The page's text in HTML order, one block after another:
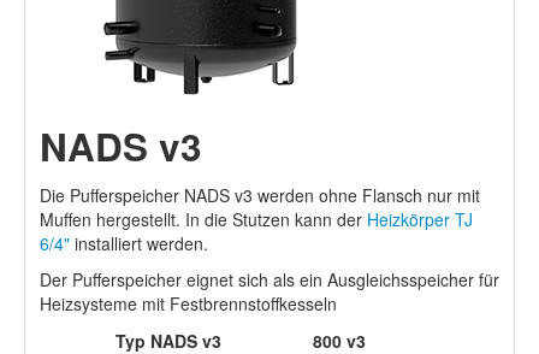
NADS v3
Die Pufferspeicher NADS v3 werden ohne Flansch nur mit
Muffen hergestellt. In die Stutzen kann der Heizkörper TJ
6/4" installiert werden.
Der Pufferspeicher eignet sich als ein Ausgleichsspeicher für
Heizsysteme mit Festbrennstoffkesseln
Typ NADS v3
800 v3